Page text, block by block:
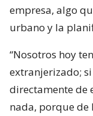
empresa, algo
urbano y la
“Nosotros hoy
extranjerizado;
directamente de
nada, porque de